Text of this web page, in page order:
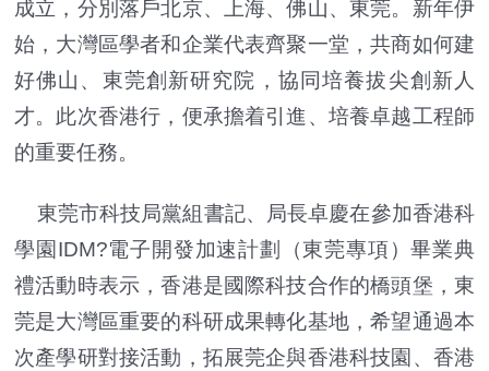
成立，分別落戶北京、上海、佛山、東莞。新年伊
始，大灣區學者和企業代表齊聚一堂，共商如何建
好佛山、東莞創新研究院，協同培養拔尖創新人
才。此次香港行，便承擔着引進、培養卓越工程師
的重要任務。
東莞市科技局黨組書記、局長卓慶在參加香港科
學園IDM?電子開發加速計劃（東莞專項）畢業典
禮活動時表示，香港是國際科技合作的橋頭堡，東
莞是大灣區重要的科研成果轉化基地，希望通過本
次產學研對接活動，拓展莞企與香港科技園、香港